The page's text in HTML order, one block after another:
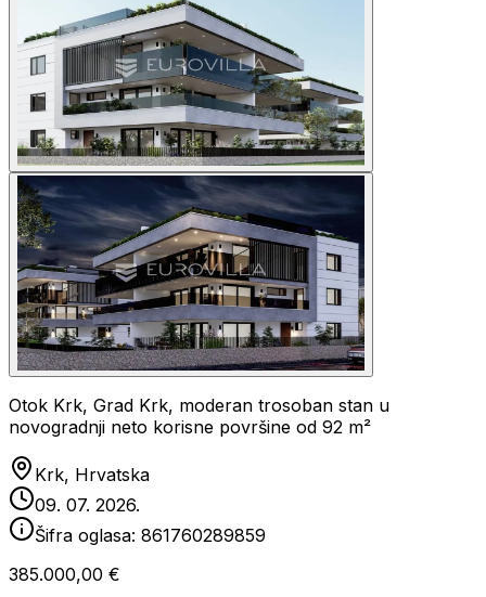
Otok Krk, Grad Krk, moderan trosoban stan u
novogradnji neto korisne površine od 92 m²
Krk, Hrvatska
09. 07. 2026.
Šifra oglasa: 861760289859
385.000,00 €